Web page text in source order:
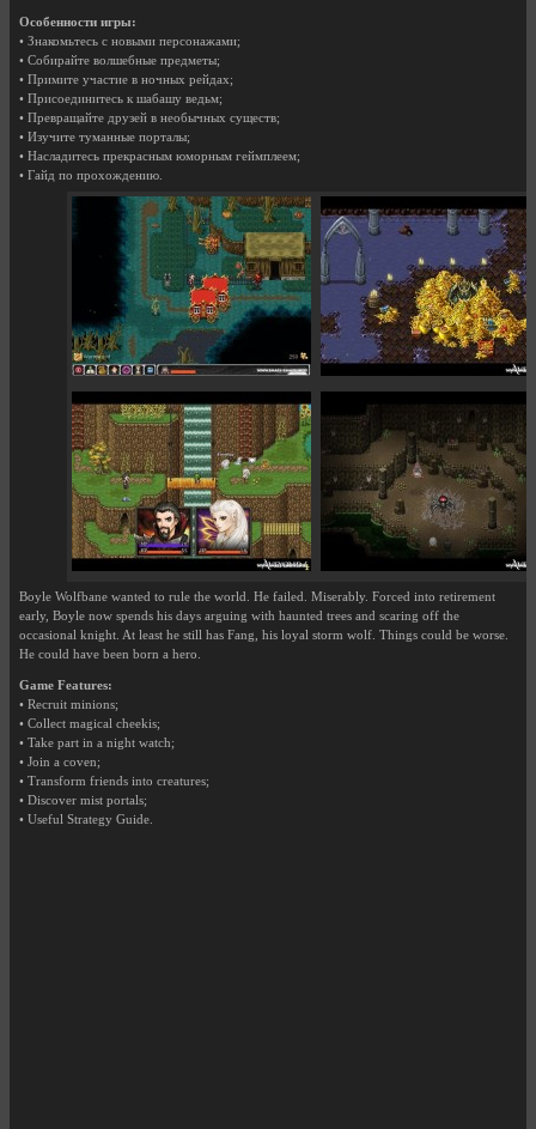
Особенности игры:
• Знакомьтесь с новыми персонажами;
• Собирайте волшебные предметы;
• Примите участие в ночных рейдах;
• Присоединитесь к шабашу ведьм;
• Превращайте друзей в необычных существ;
• Изучите туманные порталы;
• Насладитесь прекрасным юморным геймплеем;
• Гайд по прохождению.
Boyle Wolfbane wanted to rule the world. He failed. Miserably. Forced into retirement
early, Boyle now spends his days arguing with haunted trees and scaring off the
occasional knight. At least he still has Fang, his loyal storm wolf. Things could be worse.
He could have been born a hero.
Game Features:
• Recruit minions;
• Collect magical cheekis;
• Take part in a night watch;
• Join a coven;
• Transform friends into creatures;
• Discover mist portals;
• Useful Strategy Guide.